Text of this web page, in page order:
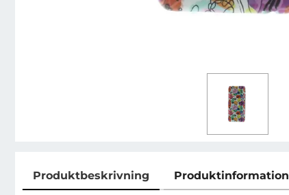
Produktbeskrivning Produktinformation